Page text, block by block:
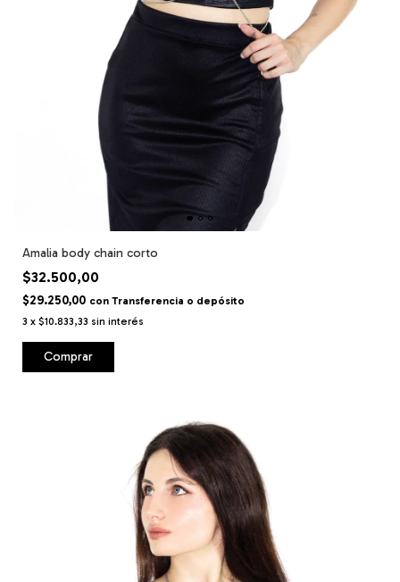
Amalia body chain corto
$32.500,00
$29.250,00 con Transferencia o depósito
3 x $10.833,33 sin interés
Comprar